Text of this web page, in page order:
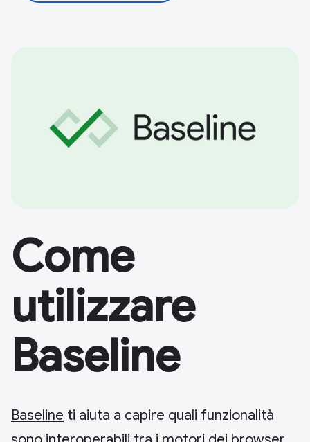
Come
utilizzare
Baseline
Baseline ti aiuta a capire quali funzionalità